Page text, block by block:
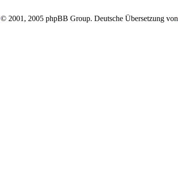
© 2001, 2005 phpBB Group. Deutsche Übersetzung von